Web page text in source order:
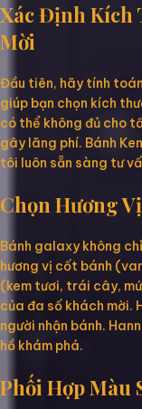
Xác Định Kích
Mời
Đầu tiên, hãy tính
giúp bạn chọn kích
có thể không đủ cho
gây lãng phí. Bánh
tôi luôn sẵn sàng tư
Chọn Hương
Bánh galaxy không
hương vị cốt bánh
(kem tươi, trái cây,
của đa số khách mời.
người nhận bánh.
hồ khám phá.
Phối Hợp Màu